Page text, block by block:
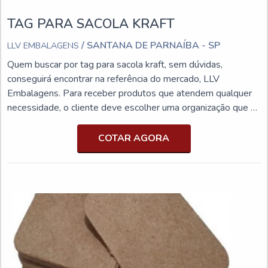
TAG PARA SACOLA KRAFT
LLV EMBALAGENS / SANTANA DE PARNAÍBA - SP
Quem buscar por tag para sacola kraft, sem dúvidas,
conseguirá encontrar na referência do mercado, LLV
Embalagens. Para receber produtos que atendem qualquer
necessidade, o cliente deve escolher uma organização que se
destaque por um bom suporte pré-venda e tenha ampla
experiência no ramo.Quando a procura é por tag para sacola
kraft, com os profissionais da LLV Embalagens o cliente
encontrará proteção e diversas opções de pagamento
SACOLA KRAFTA LLV Embalagens objetiva sua energia em
criar para cada cliente uma estrutura com escritório de alta
qualidade onde são realizadas as atividades e equipamentos
de última geração, tudo isso para que se tenha tag para
sacola kraft com precisão.Há muitas maneiras eficientes de
COTAR AGORA